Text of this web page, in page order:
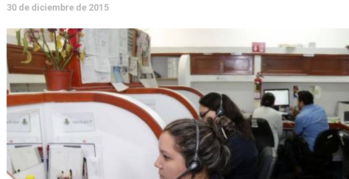
30 de diciembre de 2015